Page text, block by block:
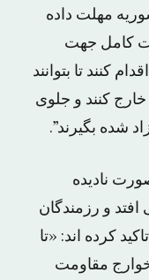
مهلت داده
کامل جهت
کنند تا بتوانند
کنند و جلوی
شده بگیرند”.
نادیده
افتد و رزمندگان
کرده اند: «تا
خوارج مقاومت